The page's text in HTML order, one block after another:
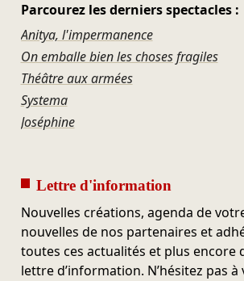
Parcourez les derniers spectacles :
Anitya, l'impermanence
On emballe bien les choses fragiles
Théâtre aux armées
Systema
Joséphine
Lettre d'information
Nouvelles créations, agenda de
nouvelles de nos partenaires et
toutes ces actualités et plus encore
lettre d’information. N’hésitez pas